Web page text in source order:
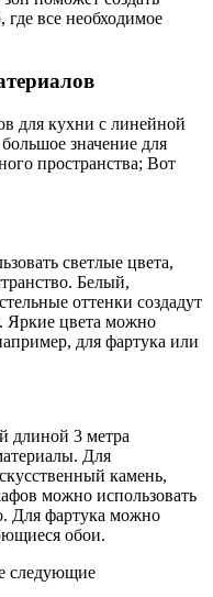
все необходимое
для кухни с линейной
значение для
пространства; Вот
светлые цвета,
Белый,
оттенки создадут
Яркие цвета можно
для фартука или
длиной 3 метра
Для
камень,
можно использовать
Для фартука можно
обои.
следующие